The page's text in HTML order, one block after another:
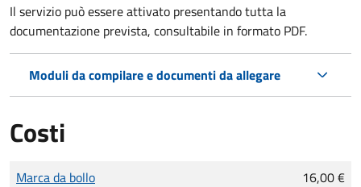
Il servizio può essere attivato presentando tutta la
documentazione prevista, consultabile in formato PDF.
Moduli da compilare e documenti da allegare
Costi
Tipo di pagamento
Importo
Marca da bollo 16,00 €